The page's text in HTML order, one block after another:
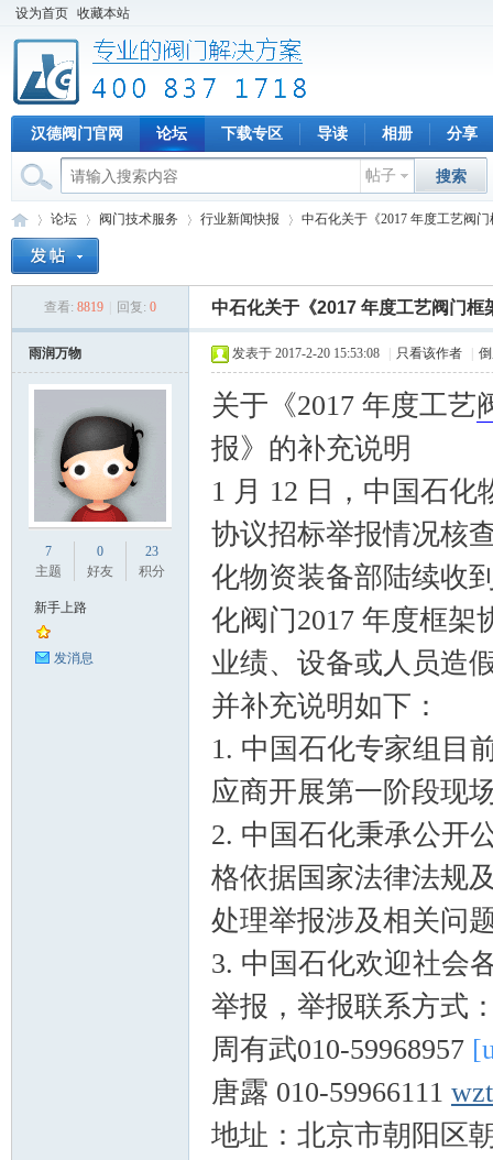
设为首页 收藏本站
汉德阀门官网 论坛 下载专区 导读 相册 分享
帖子 搜索
论坛
›
阀门技术服务 行业新闻快报
›
中石化关于《2017 年度工艺阀
查看: 8819 回复: 0 中石化关于《2017 年度工艺阀门
雨润万物
7
主题
0
好友
23
积分
新手上路
发消息
发表于 2017-2-20 15:53:08 只看该作者
关于《2017 年度工艺
报》的补充说明
1 月 12 日，中国石化
协议招标举报情况核
化物资装备部陆续收
化阀门2017 年度框
业绩、设备或人员造
并补充说明如下：
1. 中国石化专家组目
应商开展第一阶段现
2. 中国石化秉承公开
格依据国家法律法规
处理举报涉及相关问
3. 中国石化欢迎社会
举报，举报联系方式
周有武010-59968957
唐露 010-59966111
地址：北京市朝阳区